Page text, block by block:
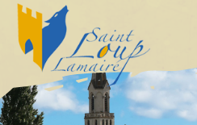
Panneau de gestion des cookies